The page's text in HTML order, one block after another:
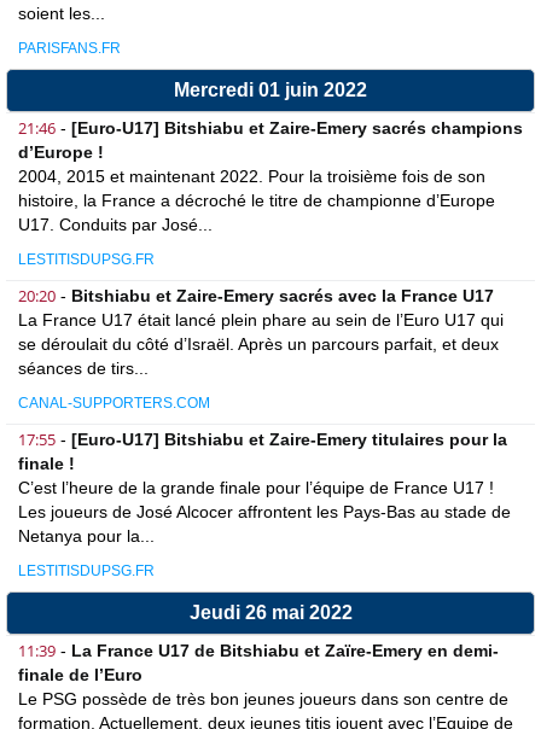
soient les...
PARISFANS.FR
Mercredi 01 juin 2022
21:46 - [Euro-U17] Bitshiabu et Zaire-Emery sacrés champions
d’Europe !
2004, 2015 et maintenant 2022. Pour la troisième fois de son
histoire, la France a décroché le titre de championne d’Europe
U17. Conduits par José...
LESTITISDUPSG.FR
20:20 - Bitshiabu et Zaire-Emery sacrés avec la France U17
La France U17 était lancé plein phare au sein de l’Euro U17 qui
se déroulait du côté d’Israël. Après un parcours parfait, et deux
séances de tirs...
CANAL-SUPPORTERS.COM
17:55 - [Euro-U17] Bitshiabu et Zaire-Emery titulaires pour la
finale !
C’est l’heure de la grande finale pour l’équipe de France U17 !
Les joueurs de José Alcocer affrontent les Pays-Bas au stade de
Netanya pour la...
LESTITISDUPSG.FR
Jeudi 26 mai 2022
11:39 - La France U17 de Bitshiabu et Zaïre-Emery en demi-
finale de l’Euro
Le PSG possède de très bon jeunes joueurs dans son centre de
formation. Actuellement, deux jeunes titis jouent avec l’Equipe de